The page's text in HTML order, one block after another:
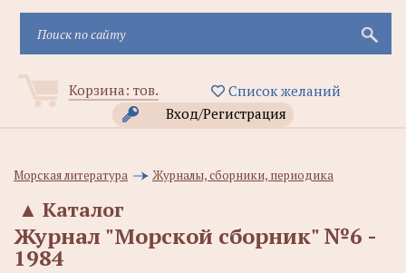
Корзина: тов.
Список желаний
Вход/Регистрация
Морская литература Журналы, сборники, периодика
Каталог
▲
Журнал "Морской сборник" №6 -
1984